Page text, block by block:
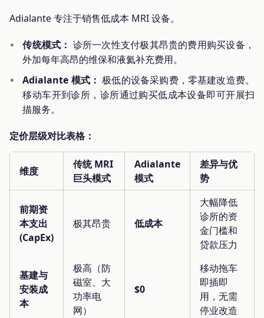
Adialante 专注于销售低成本 MRI 设备。
传统模式： 诊所一次性支付极其昂贵的费用购买设备，
外加每年高昂的维保和液氦补充费用。
Adialante 模式： 极低的设备采购费，零基建改造费。
移动车开到诊所，诊所通过购买低成本设备即可开展扫
描服务。
定价层级对比表格：
维度
传统 MRI
巨头模式
Adialante
模式
差异与优
势
前期资
本支出
(CapEx)
极其昂贵 低成本
大幅降低
诊所的资
金门槛和
贷款压力
基建与
安装成
本
极高（防
磁室、大
功率电
网）
$0
移动拖车
即插即
用，无需
停业改造